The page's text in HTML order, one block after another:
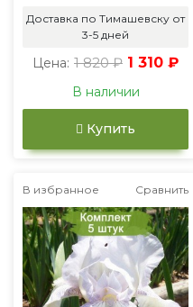
Доставка по Тимашевску от
3-5 дней
Цена: 1 820 ₽ 1 310 ₽
В наличии
Купить
В избранное Сравнить